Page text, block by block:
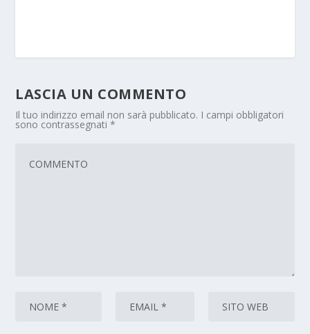
LASCIA UN COMMENTO
Il tuo indirizzo email non sarà pubblicato. I campi obbligatori
sono contrassegnati*